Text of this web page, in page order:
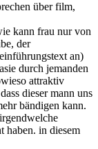
über film,
kann frau nur von
der
an)
durch jemanden
attraktiv
dieser mann uns
bändigen kann.
haben. in diesem